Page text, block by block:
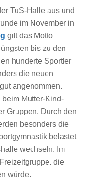
TuS-Halle aus und
im November in
gilt das Motto
bis zu den
hunderte Sportler
die neuen
angenommen.
Mutter-Kind-
Gruppen. Durch den
besonders die
belastet
wechseln. Im
die
würde.